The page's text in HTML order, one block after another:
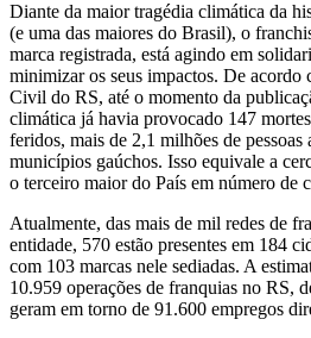
Diante da maior tragédia climática da
(e uma das maiores do Brasil), o
marca registrada, está agindo em
minimizar os seus impactos. De acordo
Civil do RS, até o momento da
climática já havia provocado 147
feridos, mais de 2,1 milhões de
municípios gaúchos. Isso equivale a
o terceiro maior do País em número de
Atualmente, das mais de mil redes de
entidade, 570 estão presentes em 184
com 103 marcas nele sediadas. A
10.959 operações de franquias no RS,
geram em torno de 91.600 empregos